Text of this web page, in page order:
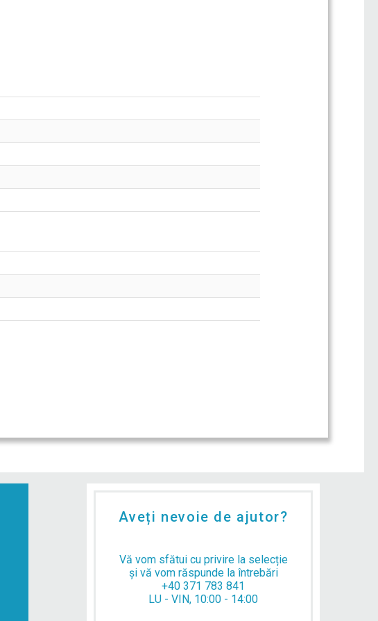
Aveți nevoie de ajutor?
Vă vom sfătui cu privire la selecție
și vă vom răspunde la întrebări
+40 371 783 841
LU - VIN, 10:00 - 14:00